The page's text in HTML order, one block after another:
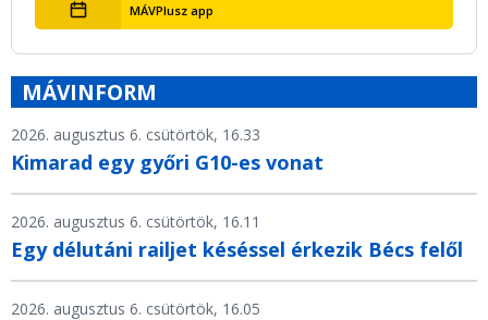
MÁVPlusz app
MÁVINFORM
2026. augusztus 6. csütörtök, 16.33
Kimarad egy győri G10-es vonat
2026. augusztus 6. csütörtök, 16.11
Egy délutáni railjet késéssel érkezik Bécs felől
2026. augusztus 6. csütörtök, 16.05